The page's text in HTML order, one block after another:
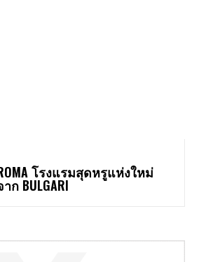
ROMA โรงแรมสุดหรูแห่งใหม่
ก BULGARI